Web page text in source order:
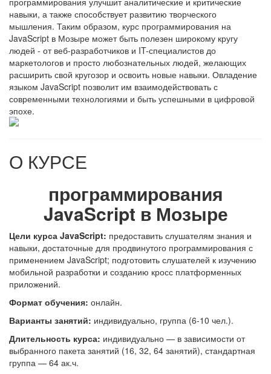
навыки, а также способствует развитию творческого
мышления. Таким образом, курс программирования на
JavaScript в Мозыре может быть полезен широкому кругу
людей - от веб-разработчиков и IT-специалистов до
маркетологов и просто любознательных людей, желающих
расширить свой кругозор и освоить новые навыки. Овладение
языком JavaScript позволит им взаимодействовать с
современными технологиями и быть успешными в цифровой
эпохе.
О КУРСЕ
программирования
JavaScript в Мозыре
Цели курса JavaScript: предоставить слушателям знания и
навыки, достаточные для продвинутого программирования с
применением JavaScript; подготовить слушателей к изучению
мобильной разработки и созданию кросс платформенных
приложений.
Формат обучения: онлайн.
Варианты занятий: индивидуально, группа (6-10 чел.).
Длительность курса: индивидуально — в зависимости от
выбранного пакета занятий (16, 32, 64 занятий), стандартная
группа — 64 ак.ч.